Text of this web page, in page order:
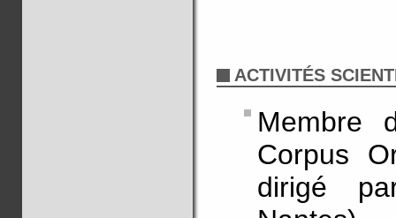
ACTIVITÉS
Membre
Corpus
dirigé